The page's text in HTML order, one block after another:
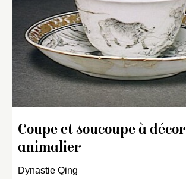
Coupe et soucoupe à décor
animalier
Dynastie Qing